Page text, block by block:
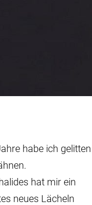
habe ich
hat mir ein
neues Lächeln